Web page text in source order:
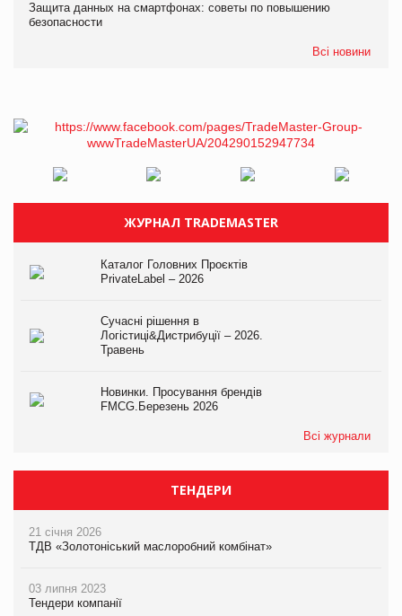
Защита данных на смартфонах: советы по повышению
безопасности
Всі новини
ЖУРНАЛ TRADEMASTER
Каталог Головних Проєктів
PrivateLabel – 2026
Сучасні рішення в
Логістиці&Дистрибуції – 2026.
Травень
Новинки. Просування брендів
FMCG.Березень 2026
Всі журнали
ТЕНДЕРИ
21 січня 2026
ТДВ «Золотоніський маслоробний комбінат»
03 липня 2023
Тендери компанії